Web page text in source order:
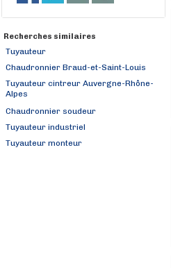
Recherches similaires
Tuyauteur
Chaudronnier Braud-et-Saint-Louis
Tuyauteur cintreur Auvergne-Rhône-
Alpes
Chaudronnier soudeur
Tuyauteur industriel
Tuyauteur monteur